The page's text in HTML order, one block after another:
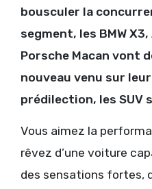
bousculer la
segment, les BMW
Porsche Macan vont
nouveau venu sur
prédilection, les SUV
Vous aimez la
rêvez d’une voiture
des sensations fortes,